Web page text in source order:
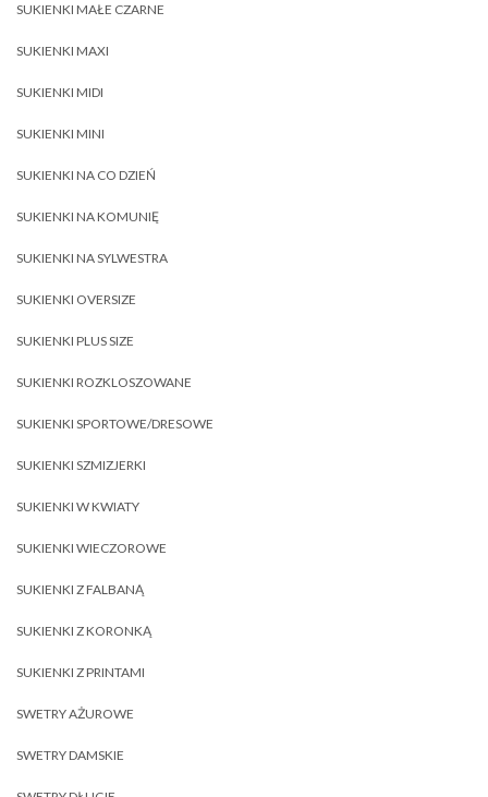
SUKIENKI MAŁE CZARNE
SUKIENKI MAXI
SUKIENKI MIDI
SUKIENKI MINI
SUKIENKI NA CO DZIEŃ
SUKIENKI NA KOMUNIĘ
SUKIENKI NA SYLWESTRA
SUKIENKI OVERSIZE
SUKIENKI PLUS SIZE
SUKIENKI ROZKLOSZOWANE
SUKIENKI SPORTOWE/DRESOWE
SUKIENKI SZMIZJERKI
SUKIENKI W KWIATY
SUKIENKI WIECZOROWE
SUKIENKI Z FALBANĄ
SUKIENKI Z KORONKĄ
SUKIENKI Z PRINTAMI
SWETRY AŻUROWE
SWETRY DAMSKIE